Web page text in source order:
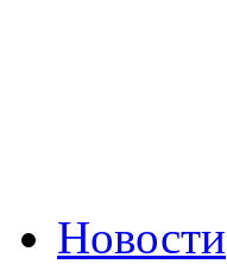
Новости